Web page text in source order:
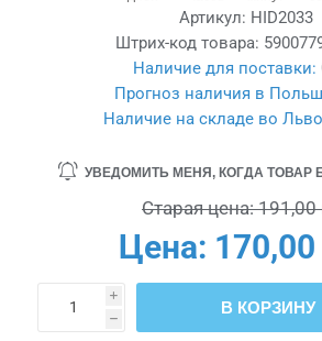
Артикул: HID2033
Штрих-код товара:
Наличие для поставки:
Прогноз наличия в
Наличие на складе во
УВЕДОМИТЬ МЕНЯ, КОГДА ТОВАР
Старая цена: 191,00
Цена: 170,00
i
h
В КОРЗИНУ